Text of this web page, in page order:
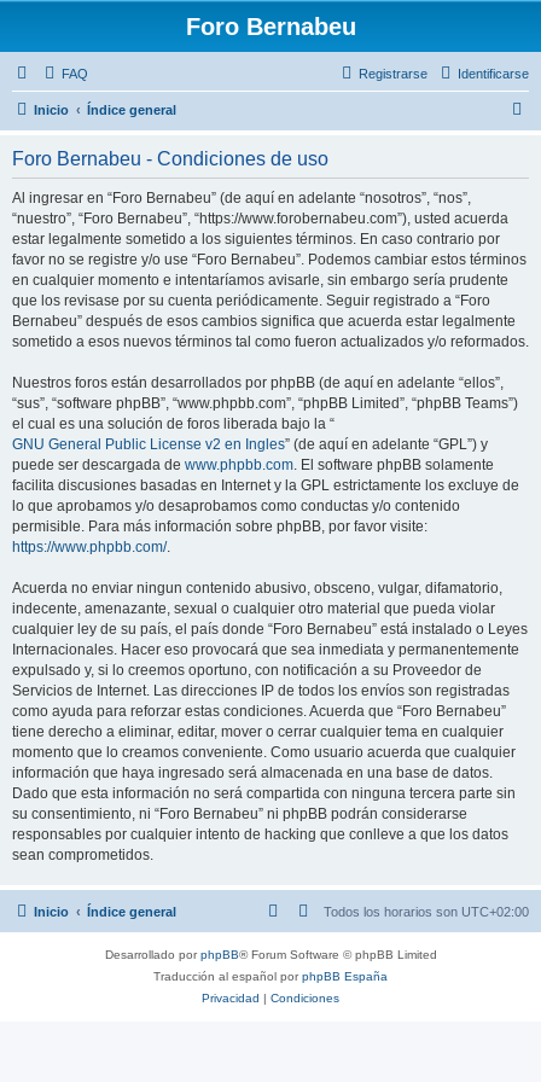
Foro Bernabeu
FAQ Identificarse
Registrarse
Inicio Índice general
Foro Bernabeu - Condiciones de uso
Al ingresar en “Foro Bernabeu” (de aquí en adelante “nosotros”, “nos”,
“nuestro”, “Foro Bernabeu”, “https://www.forobernabeu.com”), usted acuerda
estar legalmente sometido a los siguientes términos. En caso contrario por
favor no se registre y/o use “Foro Bernabeu”. Podemos cambiar estos términos
en cualquier momento e intentaríamos avisarle, sin embargo sería prudente
que los revisase por su cuenta periódicamente. Seguir registrado a “Foro
Bernabeu” después de esos cambios significa que acuerda estar legalmente
sometido a esos nuevos términos tal como fueron actualizados y/o reformados.
Nuestros foros están desarrollados por phpBB (de aquí en adelante “ellos”,
“sus”, “software phpBB”, “www.phpbb.com”, “phpBB Limited”, “phpBB Teams”)
el cual es una solución de foros liberada bajo la “
GNU General Public License v2 en Ingles” (de aquí en adelante “GPL”) y
puede ser descargada de www.phpbb.com. El software phpBB solamente
facilita discusiones basadas en Internet y la GPL estrictamente los excluye de
lo que aprobamos y/o desaprobamos como conductas y/o contenido
permisible. Para más información sobre phpBB, por favor visite:
https://www.phpbb.com/.
Acuerda no enviar ningun contenido abusivo, obsceno, vulgar, difamatorio,
indecente, amenazante, sexual o cualquier otro material que pueda violar
cualquier ley de su país, el país donde “Foro Bernabeu” está instalado o Leyes
Internacionales. Hacer eso provocará que sea inmediata y permanentemente
expulsado y, si lo creemos oportuno, con notificación a su Proveedor de
Servicios de Internet. Las direcciones IP de todos los envíos son registradas
como ayuda para reforzar estas condiciones. Acuerda que “Foro Bernabeu”
tiene derecho a eliminar, editar, mover o cerrar cualquier tema en cualquier
momento que lo creamos conveniente. Como usuario acuerda que cualquier
información que haya ingresado será almacenada en una base de datos.
Dado que esta información no será compartida con ninguna tercera parte sin
su consentimiento, ni “Foro Bernabeu” ni phpBB podrán considerarse
responsables por cualquier intento de hacking que conlleve a que los datos
sean comprometidos.
Inicio Índice general Todos los horarios son UTC+02:00
Desarrollado porphpBB® Forum Software © phpBB Limited
Traducción al español porphpBB España
Privacidad | Condiciones